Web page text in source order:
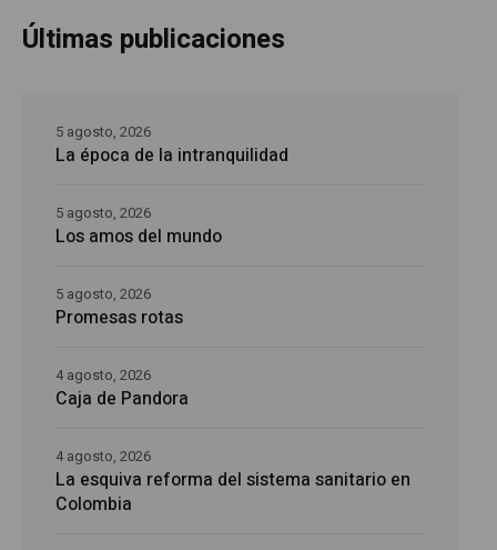
Últimas publicaciones
La época de la intranquilidad
5 agosto, 2026
Los amos del mundo
5 agosto, 2026
Promesas rotas
5 agosto, 2026
Caja de Pandora
4 agosto, 2026
La esquiva reforma del sistema sanitario en
Colombia
4 agosto, 2026